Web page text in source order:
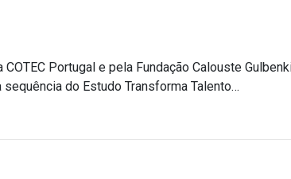
Portugal e pela Fundação Calouste
do Estudo Transforma Talento…